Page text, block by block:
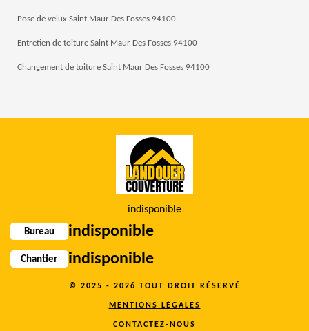
Pose de velux Saint Maur Des Fosses 94100
Entretien de toiture Saint Maur Des Fosses 94100
Changement de toiture Saint Maur Des Fosses 94100
indisponible
Bureau indisponible
Chantier indisponible
© 2025 - 2026 TOUT DROIT RÉSERVÉ
MENTIONS LÉGALES
CONTACTEZ-NOUS